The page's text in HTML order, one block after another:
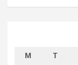
M T